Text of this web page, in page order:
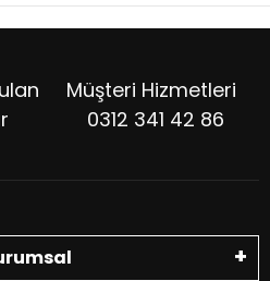
Müşteri Hizmetleri
0312 341 42 86